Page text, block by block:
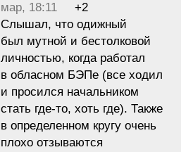
мар, 18:11
+2
Слышал, что одижный
был мутной и бестолковой
личностью, когда работал
в обласном БЭПе (все ходил
и просился начальником
стать где-то, хоть где). Также
в определенном кругу очень
плохо отзываются